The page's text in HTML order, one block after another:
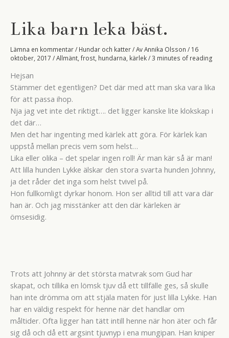
Lika barn leka bäst.
Lämna en kommentar/ Hundar och katter/ AvAnnika Olsson / 16
oktober, 2017 /Allmänt frost hundarna kärlek/3 minutes of reading
Hejsan
Stämmer det egentligen? Det där med att man ska vara lika
för att passa ihop.
Nja jag vet inte det riktigt…. det ligger kanske lite klokskap i
det där…
Men det har ingenting med kärlek att göra. För kärlek kan
uppstå mellan precis vem som helst…
Lika eller olika – det spelar ingen roll! Är man kär så är man!
Att lilla hunden Lykke älskar den stora svarta hunden Johnny,
ja det råder det inga som helst tvivel på.
Hon fullkomligt dyrkar honom. Hon ser alltid till att vara där
han är. Och jag misstänker att den där kärleken är
ömsesidig.
Trots att Johnny är det största matvrak som Gud har
skapat, och tillika en lömsk tjuv då ett tillfälle ges, så skulle
han inte drömma om att stjäla maten för just lilla Lykke. Han
har en väldig respekt för henne när det handlar om
måltider. Ofta ligger han tätt intill henne när hon äter och får
sig då och då ett argsint tjuvnyp i ena mungipan. Han kniper